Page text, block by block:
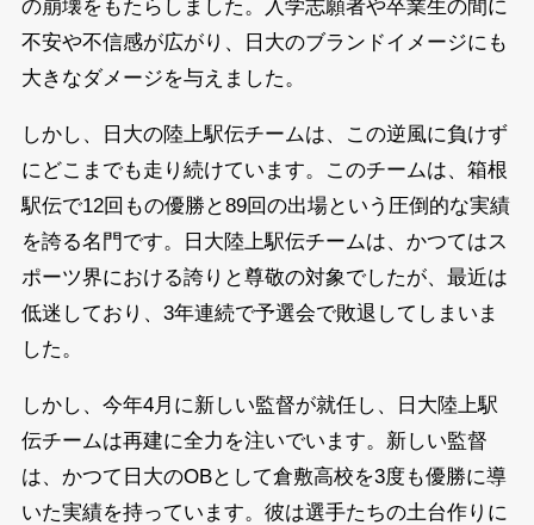
の崩壊をもたらしました。入学志願者や卒業生の間に
不安や不信感が広がり、日大のブランドイメージにも
大きなダメージを与えました。
しかし、日大の陸上駅伝チームは、この逆風に負けず
にどこまでも走り続けています。このチームは、箱根
駅伝で12回もの優勝と89回の出場という圧倒的な実績
を誇る名門です。日大陸上駅伝チームは、かつてはス
ポーツ界における誇りと尊敬の対象でしたが、最近は
低迷しており、3年連続で予選会で敗退してしまいま
した。
しかし、今年4月に新しい監督が就任し、日大陸上駅
伝チームは再建に全力を注いでいます。新しい監督
は、かつて日大のOBとして倉敷高校を3度も優勝に導
いた実績を持っています。彼は選手たちの土台作りに